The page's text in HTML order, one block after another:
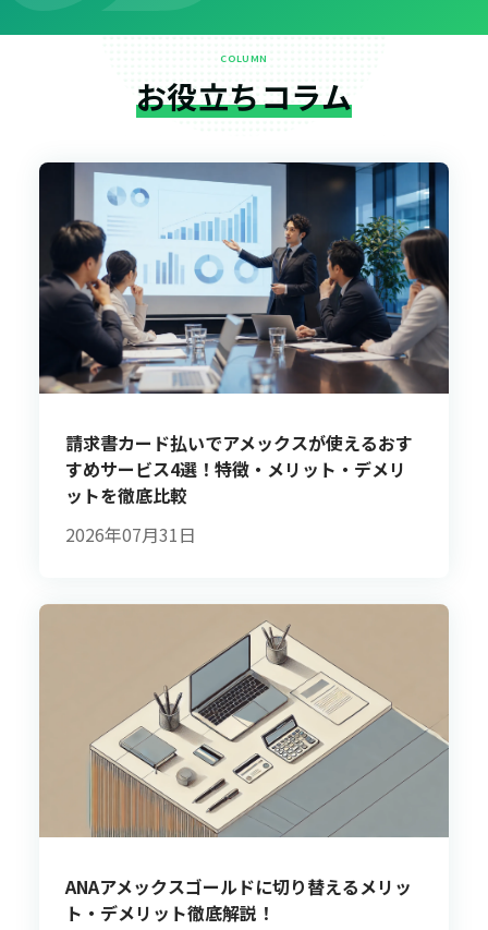
COLUMN
お役立ちコラム
請求書カード払いでアメックスが使えるおす
すめサービス4選！特徴・メリット・デメリ
ットを徹底比較
2026年07月31日
ANAアメックスゴールドに切り替えるメリッ
ト・デメリット徹底解説！